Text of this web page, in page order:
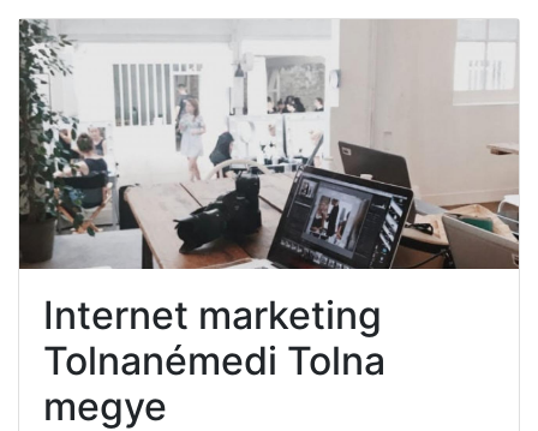
Internet marketing
Tolnanémedi Tolna
megye